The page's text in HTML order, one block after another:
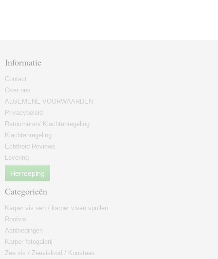
Informatie
Contact
Over ons
ALGEMENE VOORWAARDEN
Privacybeleid
Retourneren/ Klachtenregeling
Klachtenregeling
Echtheid Reviews
Levering
Herroeping
Categorieën
Karper vis sen / karper visen spullen
Roofvis
Aanbiedingen
Karper fotogalerij
Zee vis / Zeevislood / Kunstaas